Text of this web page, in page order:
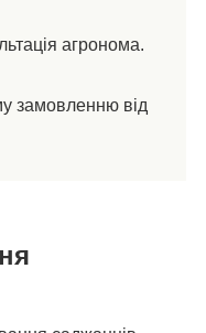
агронома.
замовленню від